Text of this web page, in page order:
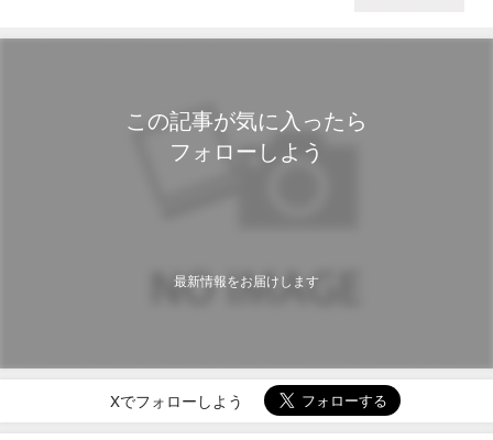
この記事が気に入ったら
フォローしよう
最新情報をお届けします
Xでフォローしよう